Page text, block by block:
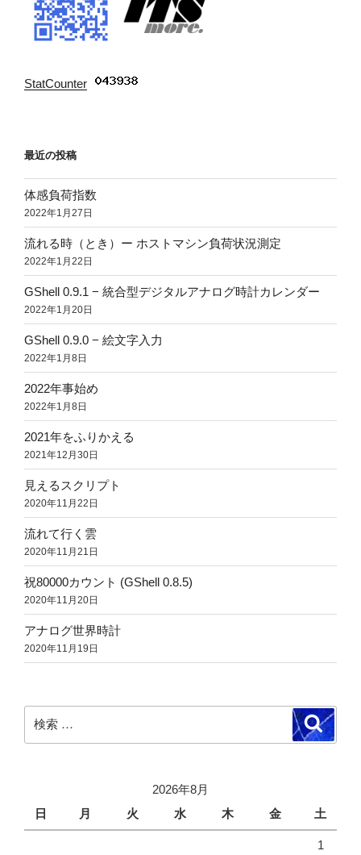
StatCounter
最近の投稿
体感負荷指数
2022年1月27日
流れる時（とき）ー ホストマシン負荷状況測定
2022年1月22日
GShell 0.9.1 − 統合型デジタルアナログ時計カレンダー
2022年1月20日
GShell 0.9.0 − 絵文字入力
2022年1月8日
2022年事始め
2022年1月8日
2021年をふりかえる
2021年12月30日
見えるスクリプト
2020年11月22日
流れて行く雲
2020年11月21日
祝80000カウント (GShell 0.8.5)
2020年11月20日
アナログ世界時計
2020年11月19日
索:
検
索
2026年8月
日
月 火 水 木 金 土
1